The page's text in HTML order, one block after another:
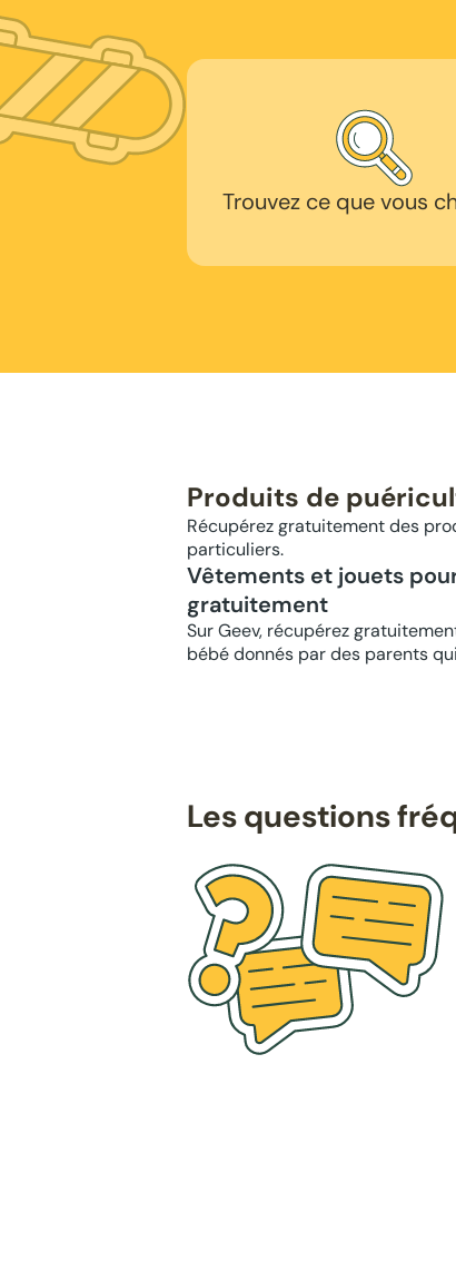
Trouvez ce que vous
Produits de
Récupérez gratuitement des
particuliers.
Vêtements et jouets
gratuitement
Sur Geev, récupérez
bébé donnés par des parents
Les questions